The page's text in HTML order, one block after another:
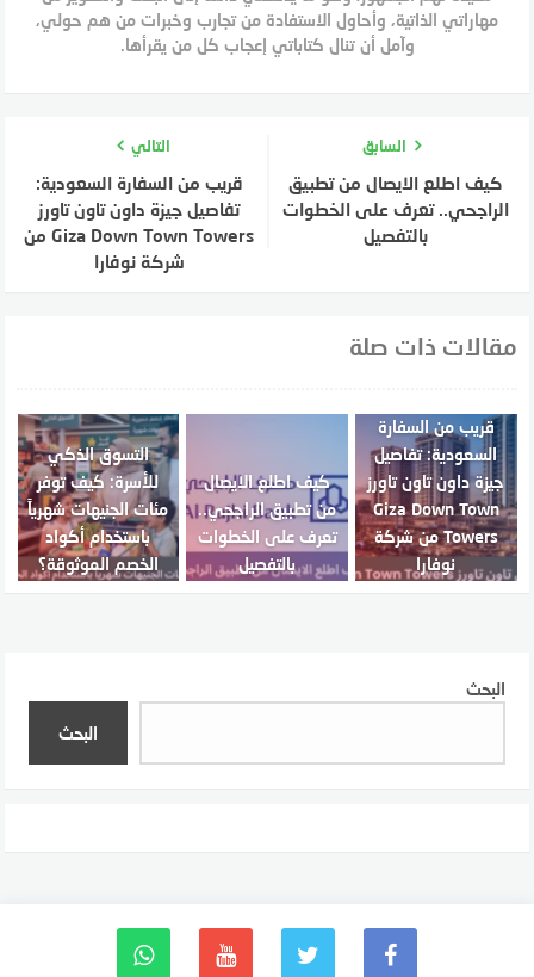
مهاراتي الذاتية، وأحاول الاستفادة من تجارب وخبرات من هم حولي،
وآمل أن تنال كتاباتي إعجاب كل من يقرأها.
السابق
كيف اطلع الايصال من تطبيق
الراجحي.. تعرف على الخطوات
بالتفصيل
التالي
قريب من السفارة السعودية:
تفاصيل جيزة داون تاون تاورز
Giza Down Town Towers من
شركة نوفارا
مقالات ذات صلة
قريب من السفارة
السعودية: تفاصيل
جيزة داون تاون تاورز
Giza Down Town
Towers من شركة
نوفارا
كيف اطلع الايصال
من تطبيق الراجحي..
تعرف على الخطوات
بالتفصيل
التسوق الذكي
للأسرة: كيف توفر
مئات الجنيهات شهرياً
باستخدام أكواد
الخصم الموثوقة؟
البحث
البحث